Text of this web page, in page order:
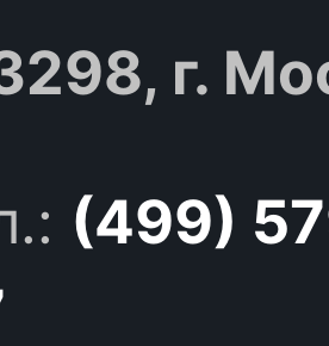
г.
(499)